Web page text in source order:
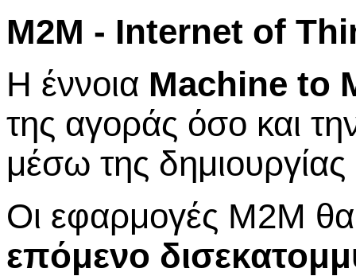
Μ2Μ - Internet of
Η έννοια Machine to
της αγοράς όσο και
μέσω της δημιουργίας
Οι εφαρμογές M2M
επόμενο